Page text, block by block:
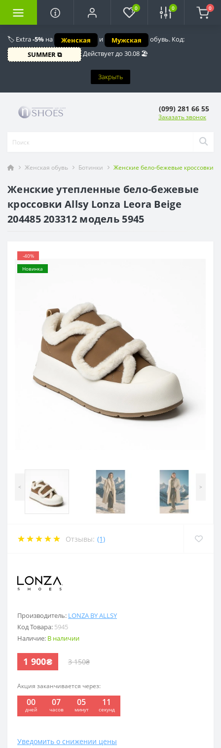
🏷️ Extra-5% на Женская и Мужская
обувь. Код:
SUMMER ⧉
Действует до 30.08 🏖️
Закрыть
0 0 0
(099) 281 66 55
Заказать звонок
Женская обувь Ботинки Женские бело-бежевые кроссовки
Женские утепленные бело-бежевые
кроссовки Allsy Lonza Leora Beige
204485 203312 модель 5945
-40%
Новинка
< >
Отзывы: (1)
Производитель: LONZA BY ALLSY
Код Товара: 5945
Наличие: В наличии
1 900₴ 3 150₴
Акция заканчивается через:
00
дней
07
часов
05
минут
10
секунд
Уведомить о снижении цены
.